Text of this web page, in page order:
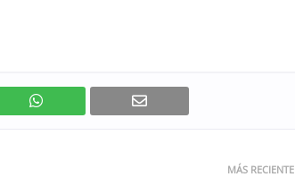
MÁS RECIENTE